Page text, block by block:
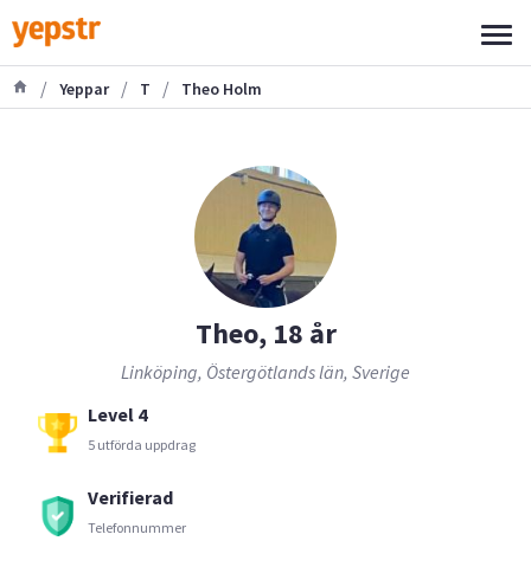
/ Yeppar / T / Theo Holm
Theo, 18 år
Linköping, Östergötlands län, Sverige
Level 4
5 utförda uppdrag
Verifierad
Telefonnummer